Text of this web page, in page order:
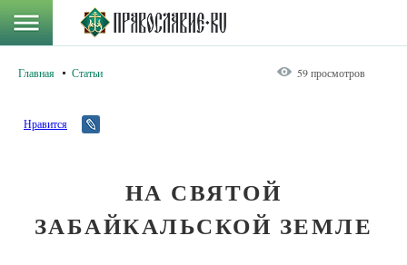
Главная Статьи 59 просмотров
Нравится
НА СВЯТОЙ
ЗАБАЙКАЛЬСКОЙ ЗЕМЛЕ